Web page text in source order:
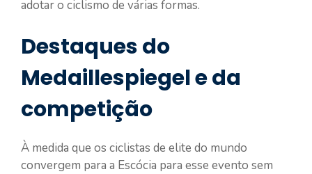
adotar o ciclismo de várias formas.
Destaques do
Medaillespiegel e da
competição
À medida que os ciclistas de elite do mundo
convergem para a Escócia para esse evento sem